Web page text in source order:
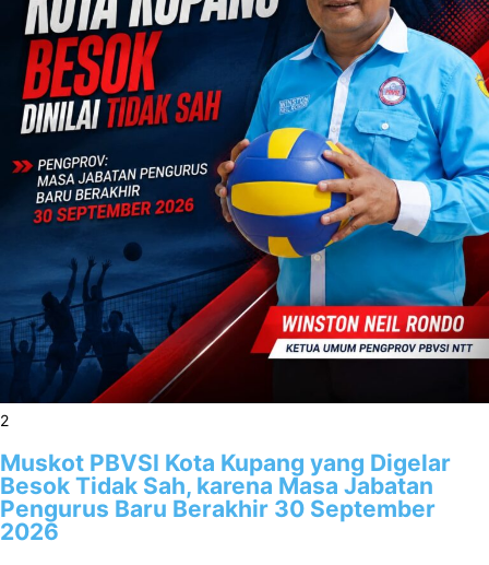
2
Muskot PBVSI Kota Kupang yang Digelar
Besok Tidak Sah, karena Masa Jabatan
Pengurus Baru Berakhir 30 September
2026